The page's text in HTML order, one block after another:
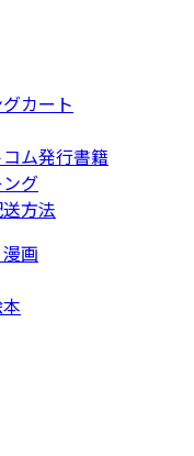
カート
ム発行書籍
グ
方法
画